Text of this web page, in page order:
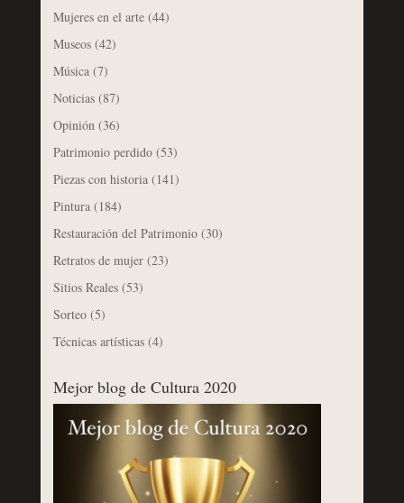
Mujeres en el arte(44)
Museos(42)
Música(7)
Noticias(87)
Opinión(36)
Patrimonio perdido(53)
Piezas con historia(141)
Pintura(184)
Restauración del Patrimonio(30)
Retratos de mujer(23)
Sitios Reales(53)
Sorteo(5)
Técnicas artísticas(4)
Mejor blog de Cultura 2020